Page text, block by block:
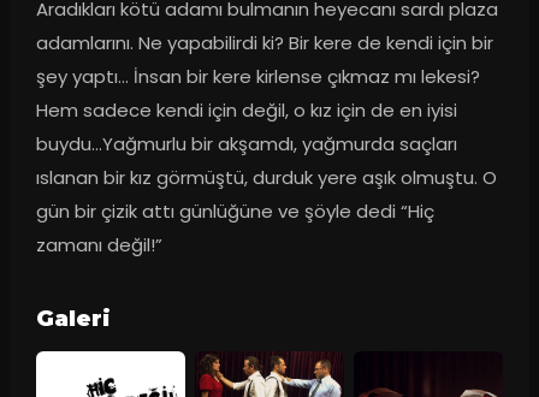
Aradıkları kötü adamı bulmanın heyecanı sardı plaza
adamlarını. Ne yapabilirdi ki? Bir kere de kendi için bir
şey yaptı… İnsan bir kere kirlense çıkmaz mı lekesi?
Hem sadece kendi için değil, o kız için de en iyisi
buydu…Yağmurlu bir akşamdı, yağmurda saçları
ıslanan bir kız görmüştü, durduk yere aşık olmuştu. O
gün bir çizik attı günlüğüne ve şöyle dedi “Hiç
zamanı değil!”
Galeri